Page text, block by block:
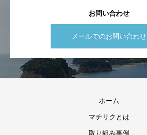
お問い合わせ
メールでのお問い合わせ
ホーム
マチリクとは
取り組み事例